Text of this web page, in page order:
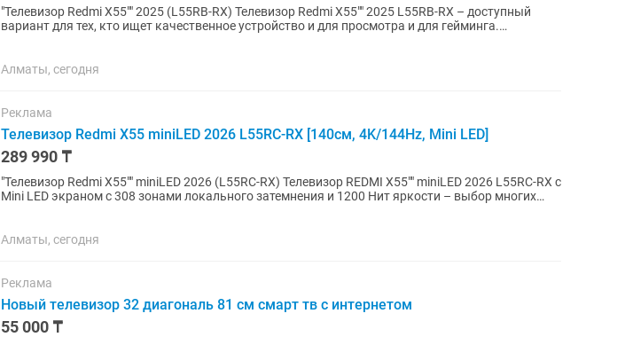
"Телевизор Redmi X55"" 2025 (L55RB-RX) Телевизор Redmi X55"" 2025 L55RB-RX – доступный
вариант для тех, кто ищет качественное устройство и для просмотра и для гейминга.
Алматы, сегодня
Реклама
Телевизор Redmi X55 miniLED 2026 L55RC-RX [140см, 4K/144Hz, Mini LED]
289 990 ₸
"Телевизор Redmi X55"" miniLED 2026 (L55RC-RX) Телевизор REDMI X55"" miniLED 2026 L55RC-RX с
Mini LED экраном с 308 зонами локального затемнения и 1200 Нит яркости – выбор многих
Алматы, сегодня
Реклама
Новый телевизор 32 диагональ 81 см смарт тв с интернетом
55 000 ₸